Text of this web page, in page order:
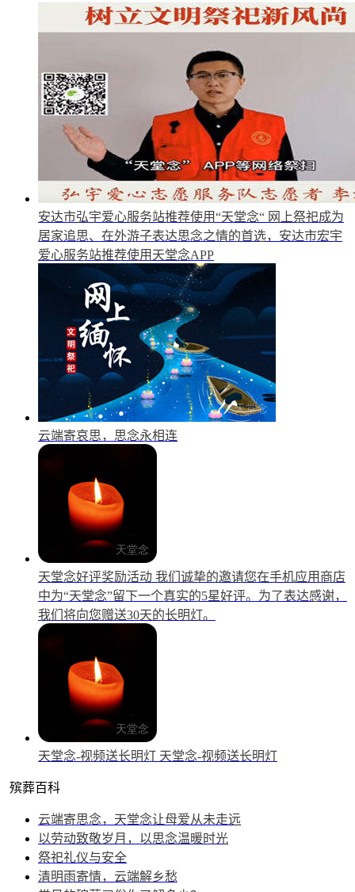
安达市弘宇爱心服务站推荐使用“天堂念“ 网上祭祀成为
居家追思、在外游子表达思念之情的首选，安达市宏宇
爱心服务站推荐使用天堂念APP
云端寄哀思，思念永相连
天堂念好评奖励活动 我们诚挚的邀请您在手机应用商店
中为“天堂念”留下一个真实的5星好评。为了表达感谢，
我们将向您赠送30天的长明灯。
天堂念-视频送长明灯 天堂念-视频送长明灯
殡葬百科
云端寄思念，天堂念让母爱从未走远
以劳动致敬岁月，以思念温暖时光
祭祀礼仪与安全
清明雨寄情，云端解乡愁